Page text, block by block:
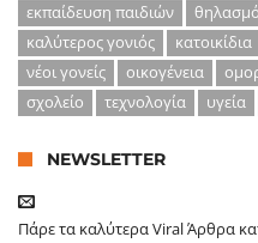
εκπαίδευση παιδιών
καλύτερος γονιός
κατοικίδια
νέοι γονείς
οικογένεια
σχολείο
τεχνολογία υγεία
NEWSLETTER
Πάρε τα καλύτερα Viral Άρθρα